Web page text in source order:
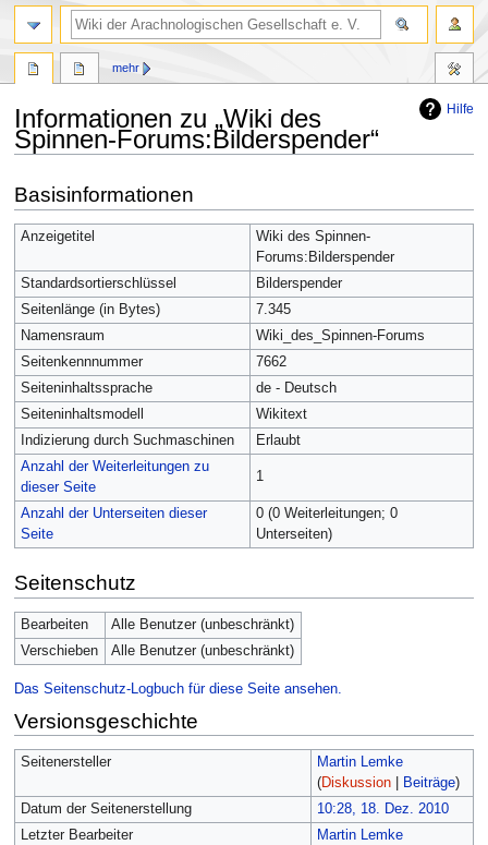
Hilfe
Informationen zu „Wiki des
Spinnen-Forums:Bilderspender“
Navigation
springen
Suche
springen
Basisinformationen
Anzeigetitel
Wiki des Spinnen-
Forums:Bilderspender
Standardsortierschlüssel
Bilderspender
Seitenlänge (in Bytes)
7.345
Namensraum
Wiki_des_Spinnen-Forums
Seitenkennnummer
7662
Seiteninhaltssprache
de - Deutsch
Seiteninhaltsmodell
Wikitext
Indizierung durch Suchmaschinen
Erlaubt
Anzahl der Weiterleitungen zu
dieser Seite
1
Anzahl der Unterseiten dieser
Seite
0 (0 Weiterleitungen; 0
Unterseiten)
Seitenschutz
Bearbeiten
Alle Benutzer (unbeschränkt)
Verschieben
Alle Benutzer (unbeschränkt)
Das Seitenschutz-Logbuch für diese Seite ansehen.
Versionsgeschichte
Seitenersteller
Martin Lemke
(Diskussion| Beiträge)
Datum der Seitenerstellung
10:28, 18. Dez. 2010
Letzter Bearbeiter
Martin Lemke
mehr